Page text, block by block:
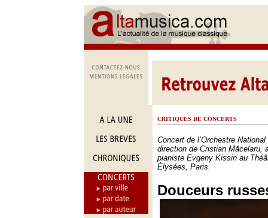
CRITIQUES DE CONCERTS
Concert de l’Orchestre
direction de Cristian Măcelaru,
pianiste Evgeny Kissin au
Élysées, Paris.
Douceurs